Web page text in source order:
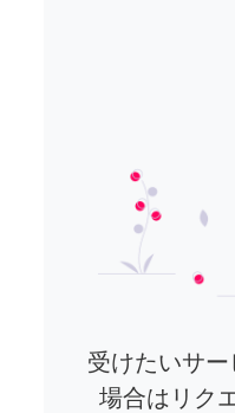
受けたいサ
場合はリク